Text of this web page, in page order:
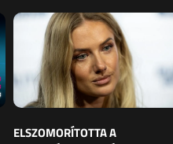
ELSZOMORÍTOTTA A